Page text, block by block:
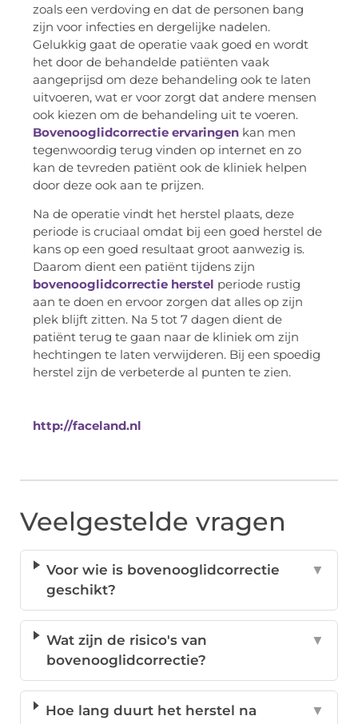
zoals een verdoving en dat de personen bang
zijn voor infecties en dergelijke nadelen.
Gelukkig gaat de operatie vaak goed en wordt
het door de behandelde patiënten vaak
aangeprijsd om deze behandeling ook te laten
uitvoeren, wat er voor zorgt dat andere mensen
ook kiezen om de behandeling uit te voeren.
Bovenooglidcorrectie ervaringen kan men
tegenwoordig terug vinden op internet en zo
kan de tevreden patiënt ook de kliniek helpen
door deze ook aan te prijzen.
Na de operatie vindt het herstel plaats, deze
periode is cruciaal omdat bij een goed herstel de
kans op een goed resultaat groot aanwezig is.
Daarom dient een patiënt tijdens zijn
bovenooglidcorrectie herstel periode rustig
aan te doen en ervoor zorgen dat alles op zijn
plek blijft zitten. Na 5 tot 7 dagen dient de
patiënt terug te gaan naar de kliniek om zijn
hechtingen te laten verwijderen. Bij een spoedig
herstel zijn de verbeterde al punten te zien.
http://faceland.nl
Veelgestelde vragen
Voor wie is bovenooglidcorrectie
geschikt?
▼
Wat zijn de risico's van
bovenooglidcorrectie?
▼
Hoe lang duurt het herstel na
▼